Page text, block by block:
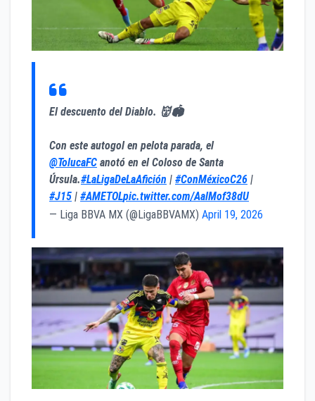
El descuento del Diablo. 👹🏟️
Con este autogol en pelota parada, el
@TolucaFC anotó en el Coloso de Santa
Úrsula.#LaLigaDeLaAfición | #ConMéxicoC26 |
#J15 | #AMETOLpic.twitter.com/AalMof38dU
— Liga BBVA MX (@LigaBBVAMX) April 19, 2026